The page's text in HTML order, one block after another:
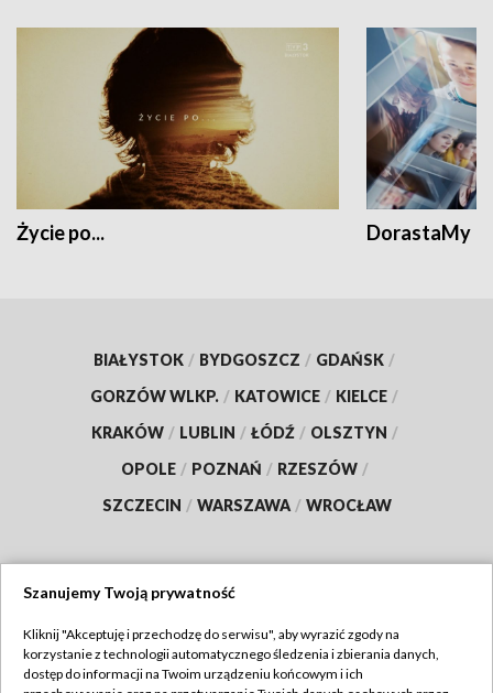
Życie po... DorastaMy
BIAŁYSTOK / BYDGOSZCZ / GDAŃSK /
GORZÓW WLKP. / KATOWICE / KIELCE /
KRAKÓW / LUBLIN / ŁÓDŹ / OLSZTYN /
OPOLE / POZNAŃ / RZESZÓW /
SZCZECIN / WARSZAWA / WROCŁAW
TVP
Szanujemy Twoją prywatność
Kliknij "Akceptuję i przechodzę do serwisu", aby wyrazić zgody na
korzystanie z technologii automatycznego śledzenia i zbierania danych,
dostęp do informacji na Twoim urządzeniu końcowym i ich